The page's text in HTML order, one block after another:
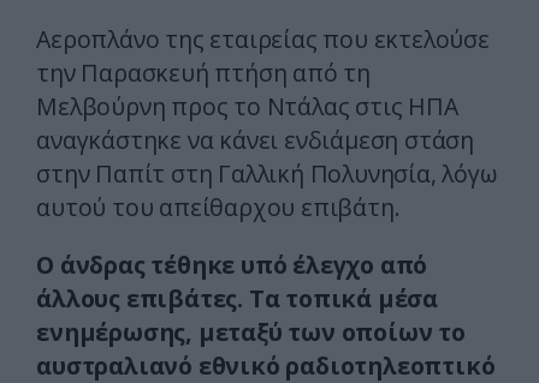
Αεροπλάνο της εταιρείας που εκτελούσε
την Παρασκευή πτήση από τη
Μελβούρνη προς το Ντάλας στις ΗΠΑ
αναγκάστηκε να κάνει ενδιάμεση στάση
στην Παπίτ στη Γαλλική Πολυνησία, λόγω
αυτού του απείθαρχου επιβάτη.
Ο άνδρας τέθηκε υπό έλεγχο από
άλλους επιβάτες. Τα τοπικά μέσα
ενημέρωσης, μεταξύ των οποίων το
αυστραλιανό εθνικό ραδιοτηλεοπτικό